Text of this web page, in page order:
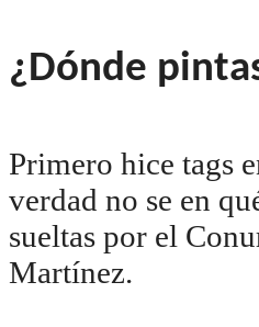
¿Dónde
Primero hice tags
verdad no se en
sueltas por el
Martínez.